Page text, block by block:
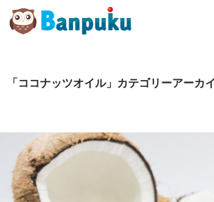
検索
コンテンツへスキップ
「ココナッツオイル」カテゴリーアーカ